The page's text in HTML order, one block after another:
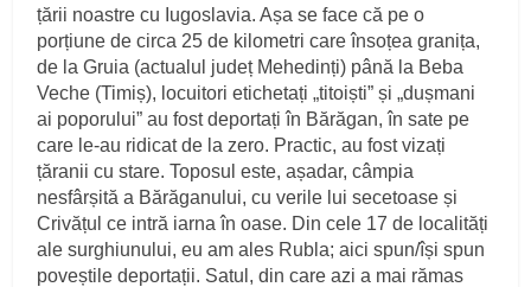
țării noastre cu Iugoslavia. Așa se face că pe o
porțiune de circa 25 de kilometri care însoțea granița,
de la Gruia (actualul județ Mehedinți) până la Beba
Veche (Timiș), locuitori etichetați „titoiști” și „dușmani
ai poporului” au fost deportați în Bărăgan, în sate pe
care le-au ridicat de la zero. Practic, au fost vizați
țăranii cu stare. Toposul este, așadar, câmpia
nesfârșită a Bărăganului, cu verile lui secetoase și
Crivățul ce intră iarna în oase. Din cele 17 de localități
ale surghiunului, eu am ales Rubla; aici spun/își spun
poveștile deportații. Satul, din care azi a mai rămas